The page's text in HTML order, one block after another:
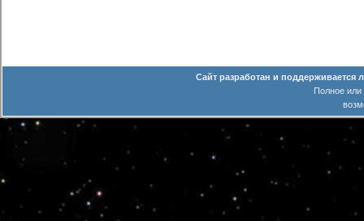
Сайт разработан и поддерживается
Полное или